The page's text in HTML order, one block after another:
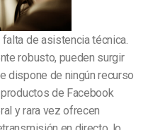
de asistencia técnica.
robusto, pueden surgir
dispone de ningún recurso
de Facebook
y rara vez ofrecen